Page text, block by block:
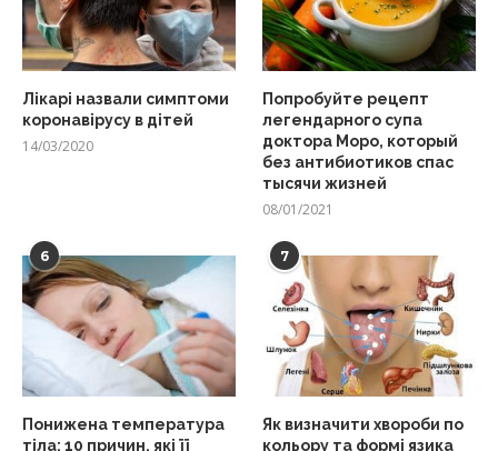
Лікарі назвали симптоми
коронавірусу в дітей
14/03/2020
Попробуйте рецепт
легендарного супа
доктора Моро, который
без антибиотиков спас
тысячи жизней
08/01/2021
6
Понижена температура
тіла: 10 причин, які її
7
Як визначити хвороби по
кольору та формі язика